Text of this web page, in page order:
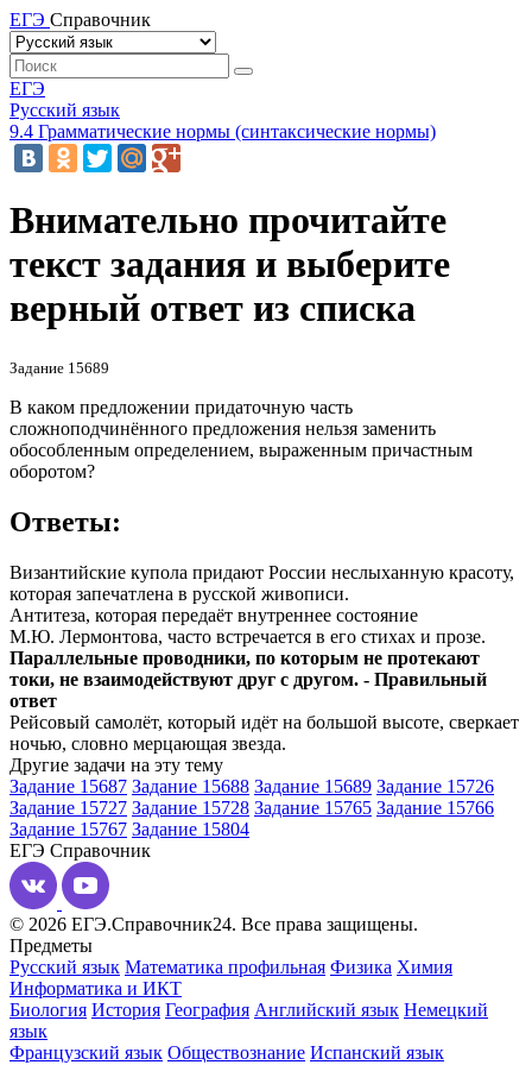
ЕГЭ Справочник
ЕГЭ
Русский язык
9.4 Грамматические нормы (синтаксические нормы)
Внимательно прочитайте
текст задания и выберите
верный ответ из списка
Задание 15689
В каком предложении придаточную часть
сложноподчинённого предложения нельзя заменить
обособленным определением, выраженным причастным
оборотом?
Ответы:
Византийские купола придают России неслыханную красоту,
которая запечатлена в русской живописи.
Антитеза, которая передаёт внутреннее состояние
М.Ю. Лермонтова, часто встречается в его стихах и прозе.
Параллельные проводники, по которым не протекают
токи, не взаимодействуют друг с другом. - Правильный
ответ
Рейсовый самолёт, который идёт на большой высоте, сверкает
ночью, словно мерцающая звезда.
Другие задачи на эту тему
Задание 15687 Задание 15688 Задание 15689 Задание 15726
Задание 15727 Задание 15728 Задание 15765 Задание 15766
Задание 15767 Задание 15804
ЕГЭ Справочник
© 2026 ЕГЭ.Справочник24. Все права защищены.
Предметы
Русский язык Математика профильная Физика Химия
Информатика и ИКТ
Биология История География Английский язык Немецкий
язык
Французский язык Обществознание Испанский язык